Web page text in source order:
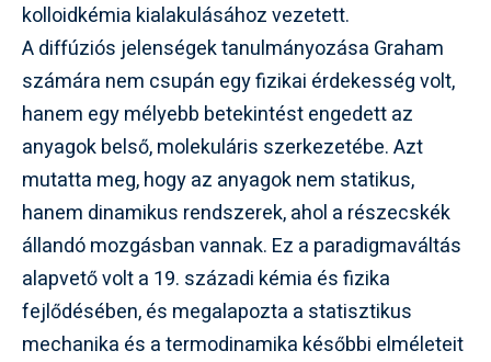
kolloidkémia kialakulásához vezetett.
A diffúziós jelenségek tanulmányozása Graham
számára nem csupán egy fizikai érdekesség volt,
hanem egy mélyebb betekintést engedett az
anyagok belső, molekuláris szerkezetébe. Azt
mutatta meg, hogy az anyagok nem statikus,
hanem dinamikus rendszerek, ahol a részecskék
állandó mozgásban vannak. Ez a paradigmaváltás
alapvető volt a 19. századi kémia és fizika
fejlődésében, és megalapozta a statisztikus
mechanika és a termodinamika későbbi elméleteit